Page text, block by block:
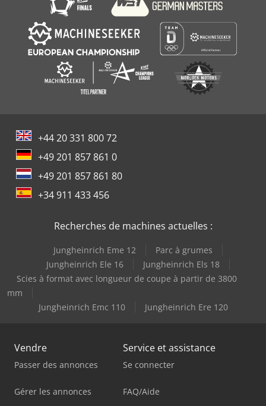
+44 20 331 800 72
+49 201 857 861 0
+49 201 857 861 80
+34 911 433 456
Recherches de machines actuelles :
Jungheinrich Eme 12
Parc à grumes
Jungheinrich Ele 16
Jungheinrich Els 18
Scies à format avec longueur de coupe à partir de 3800
mm
Jungheinrich Emc 110
Jungheinrich Ere 120
Vendre
Passer des annonces
Gérer les annonces
Service et assistance
Se connecter
FAQ/Aide